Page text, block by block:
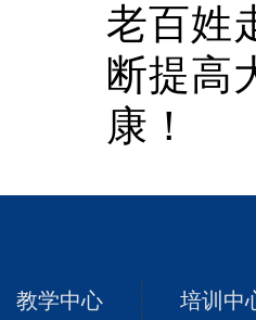
老百姓
断提高
康！
教学中心 培训中